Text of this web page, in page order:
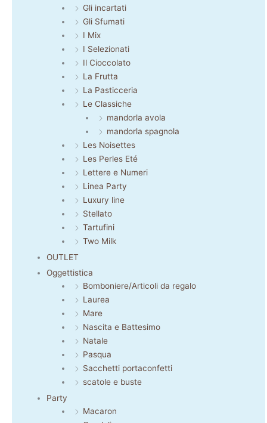
Gli incartati
Gli Sfumati
I Mix
I Selezionati
Il Cioccolato
La Frutta
La Pasticceria
Le Classiche
mandorla avola
mandorla spagnola
Les Noisettes
Les Perles Eté
Lettere e Numeri
Linea Party
Luxury line
Stellato
Tartufini
Two Milk
OUTLET
Oggettistica
Bomboniere/Articoli da regalo
Laurea
Mare
Nascita e Battesimo
Natale
Pasqua
Sacchetti portaconfetti
scatole e buste
Party
Macaron